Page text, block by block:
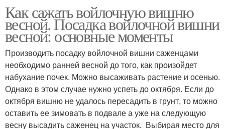
Как сажать войлочную вишню
весной. Посадка войлочной вишни
весной: основные моменты
Производить посадку войлочной вишни саженцами
необходимо ранней весной до того, как произойдет
набухание почек. Можно высаживать растение и осенью.
Однако в этом случае нужно успеть до октября. Если до
октября вишню не удалось пересадить в грунт, то можно
оставить ее зимовать в подвале а уже на следующую
весну высадить саженец на участок. Выбирая место для